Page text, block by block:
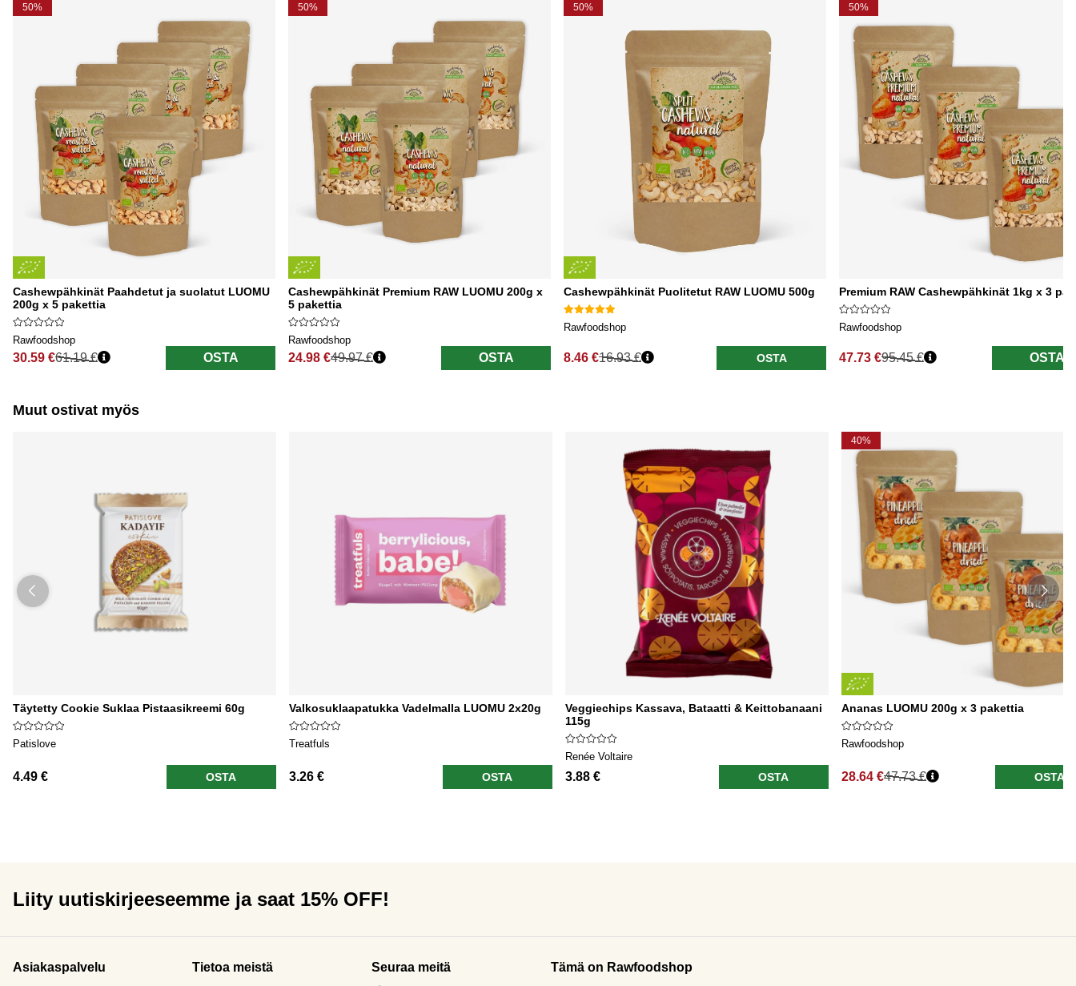
50%
Cashewpähkinät Paahdetut ja suolatut LUOMU
200g x 5 pakettia
Rawfoodshop
30.59 €
Normaali hinta
61.19 € OSTA
50%
Cashewpähkinät Premium RAW LUOMU 200g x
5 pakettia
Rawfoodshop
24.98 €
Normaali hinta
49.97 € OSTA
50%
Cashewpähkinät Puolitetut RAW LUOMU 500g
Rawfoodshop
8.46 €
Normaali hinta
16.93 € OSTA
50%
Premium RAW Cashewpähkinät 1kg x 3
Rawfoodshop
47.73 €
Normaali hinta
95.45 € OSTA
Muut ostivat myös
Täytetty Cookie Suklaa Pistaasikreemi 60g
Patislove
4.49 € OSTA
Valkosuklaapatukka Vadelmalla LUOMU 2x20g
Treatfuls
3.26 € OSTA
Veggiechips Kassava, Bataatti & Keittobanaani
115g
Renée Voltaire
3.88 € OSTA
40%
Ananas LUOMU 200g x 3 pakettia
Rawfoodshop
28.64 €47.73 € OSTA
Liity uutiskirjeeseemme ja saat 15% OFF!
Asiakaspalvelu Tietoa meistä Seuraa meitä
Tämä on Rawfoodshop